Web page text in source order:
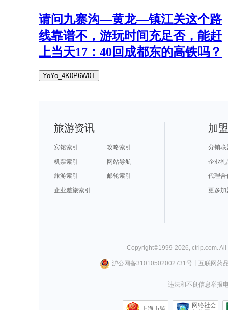
请问九寨沟—黄龙—镇江关这个路
线靠谱不，游玩时间充足否，能赶
上当天17：40回成都东的高铁吗？
YoYo_4K0P6W0T
旅游资讯
宾馆索引
攻略索引
机票索引
网站导航
旅游索引
邮轮索引
企业差旅索引
加
分销联
企业礼
代理合
更多加
Copyright©1999-2026 ctrip.com .
沪公网备31010502002731号丨 互联网药
违法和不良信息举报
网络社会